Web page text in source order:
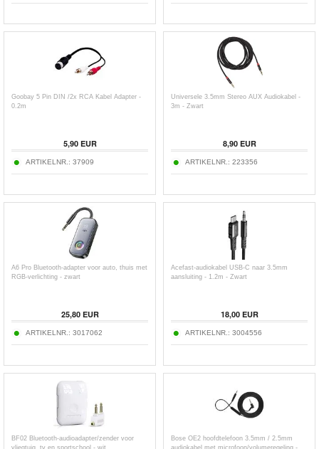
Goobay 5 Pin DIN /2x RCA Kabel Adapter -
0.2m
5,90EUR
ARTIKELNR.: 37909
Universele 3.5mm Stereo AUX Audiokabel -
3m - Zwart
8,90EUR
ARTIKELNR.: 223356
A6 Pro Bluetooth-adapter voor auto, thuis met
RGB-verlichting - zwart
25,80EUR
ARTIKELNR.: 3017062
Acefast-audiokabel USB-C naar 3.5mm
aansluiting - 1.2m - Zwart
18,00EUR
ARTIKELNR.: 3004556
BF02 Bluetooth-audioadapter/zender voor
vliegtuig, tv en sportschool - wit
Bose OE2 hoofdtelefoon 3.5mm / 2.5mm
audiokabel met microfoon/volumeregeling -